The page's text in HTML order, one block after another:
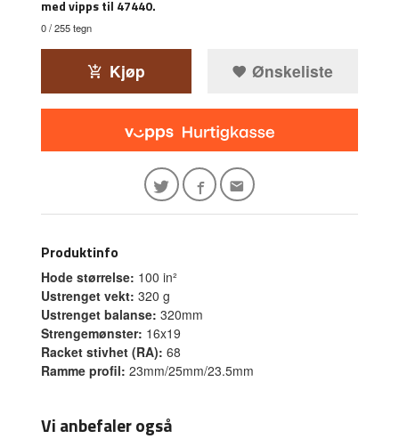
med vipps til 47440.
0/ 255 tegn
Kjøp Ønskeliste
Produktinfo
Hode størrelse: 100 in²
Ustrenget vekt: 320 g
Ustrenget balanse: 320mm
Strengemønster: 16x19
Racket stivhet (RA): 68
Ramme profil: 23mm/25mm/23.5mm
Vi anbefaler også